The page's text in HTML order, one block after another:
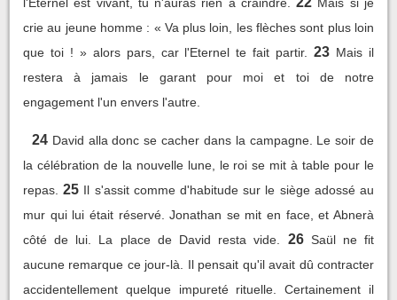
crie au jeune homme : « Va plus loin, les flèches sont plus loin
que toi ! » alors pars, car l'Eternel te fait partir.
23 Mais il
restera à jamais le garant pour moi et toi de notre
engagement l'un envers l'autre.
24 David alla donc se cacher dans la campagne. Le soir de
la célébration de la nouvelle lune, le roi se mit à table pour le
repas. 25 Il s'assit comme d'habitude sur le siège adossé au
mur qui lui était réservé. Jonathan se mit en face, et Abnerà
côté de lui. La place de David resta vide.
26 Saül ne fit
aucune remarque ce jour-là. Il pensait qu'il avait dû contracter
accidentellement quelque impureté rituelle. Certainement il